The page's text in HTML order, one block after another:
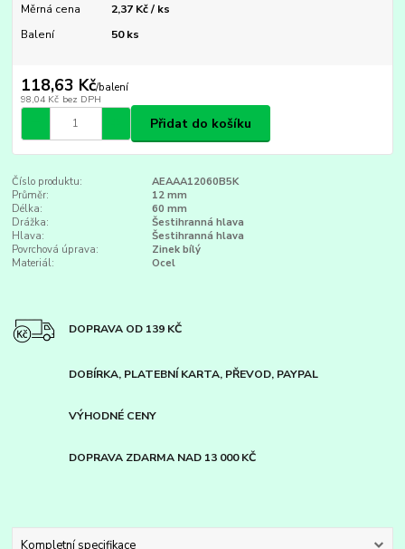
Měrná cena
2,37 Kč / ks
Balení
50 ks
118,63 Kč/balení
98,04 Kč bez DPH
Přidat do košíku
Číslo produktu:
AEAAA12060B5K
Průměr:
12 mm
Délka:
60 mm
Drážka:
Šestihranná hlava
Hlava:
Šestihranná hlava
Povrchová úprava:
Zinek bílý
Materiál:
Ocel
DOPRAVA OD 139 KČ
DOBÍRKA, PLATEBNÍ KARTA, PŘEVOD, PAYPAL
VÝHODNÉ CENY
DOPRAVA ZDARMA NAD 13 000 KČ
Kompletní specifikace